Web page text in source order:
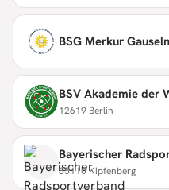
BSG Merkur
BSV Akademie der
12619 Berlin
85110 Kipfenberg